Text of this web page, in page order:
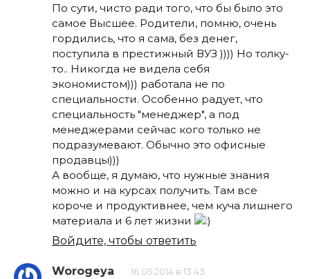
По сути, чисто ради того, что бы было это
самое Высшее. Родители, помню, очень
гордились, что я сама, без денег,
поступила в престижный ВУЗ )))) Но толку-
то.. Никогда не видела себя
экономистом))) работала не по
специальности. Особенно радует, что
специальность "менеджер", а под
менеджерами сейчас кого только не
подразумевают. Обычно это офисные
продавцы)))
А вообще, я думаю, что нужные знания
можно и на курсах получить. Там все
короче и продуктивнее, чем куча лишнего
материала и 6 лет жизни
Войдите, чтобы ответить
Worogeya 16.05.2014 в 13:43